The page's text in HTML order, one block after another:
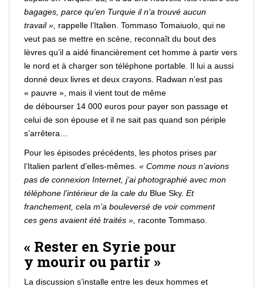
bagages, parce qu’en Turquie il n’a trouvé aucun
travail », rappelle l’Italien. Tommaso Tomaiuolo, qui ne
veut pas se mettre en scène, reconnaît du bout des
lèvres qu’il a aidé financièrement cet homme à partir vers
le nord et à charger son téléphone portable. Il lui a aussi
donné deux livres et deux crayons. Radwan n’est pas
« pauvre », mais il vient tout de même
de débourser 14 000 euros pour payer son passage et
celui de son épouse et il ne sait pas quand son périple
s’arrêtera…
Pour les épisodes précédents, les photos prises par
l’Italien parlent d’elles-mêmes. « Comme nous n’avions
pas de connexion Internet, j’ai photographié avec mon
téléphone l’intérieur de la cale du Blue Sky. Et
franchement, cela m’a bouleversé de voir comment
ces gens avaient été traités », raconte Tommaso.
« Rester en Syrie pour
y mourir ou partir »
La discussion s’installe entre les deux hommes et